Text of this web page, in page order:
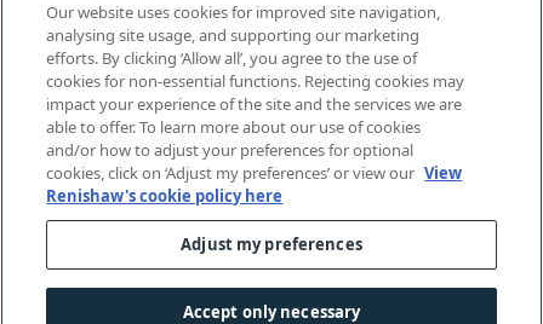
Eventos em que estamos participando
© 2001–2026 Renishaw plc. Todos os direitos reservados.
Fale conosco
Acessibilidade
Our website uses cookies for improved site navigation,
analysing site usage, and supporting our marketing
efforts. By clicking ‘Allow all’, you agree to the use of
cookies for non-essential functions. Rejecting cookies may
impact your experience of the site and the services we are
able to offer. To learn more about our use of cookies
and/or how to adjust your preferences for optional
cookies, click on ‘Adjust my preferences’ or view our View
Renishaw's cookie policy here
Adjust my preferences
Accept only necessary